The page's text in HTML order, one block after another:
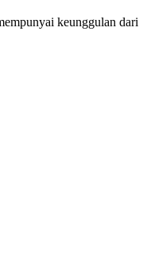
keunggulan dari